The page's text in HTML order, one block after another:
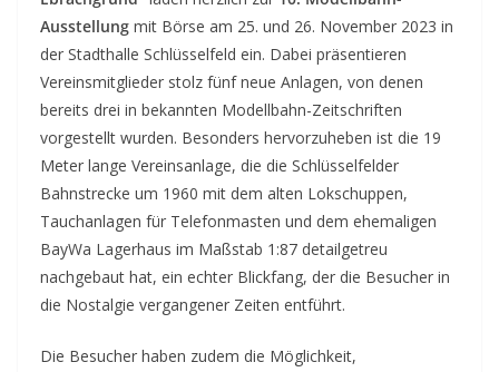
Ausstellung mit Börse am 25. und 26. November 2023 in
der Stadthalle Schlüsselfeld ein. Dabei präsentieren
Vereinsmitglieder stolz fünf neue Anlagen, von denen
bereits drei in bekannten Modellbahn-Zeitschriften
vorgestellt wurden. Besonders hervorzuheben ist die 19
Meter lange Vereinsanlage, die die Schlüsselfelder
Bahnstrecke um 1960 mit dem alten Lokschuppen,
Tauchanlagen für Telefonmasten und dem ehemaligen
BayWa Lagerhaus im Maßstab 1:87 detailgetreu
nachgebaut hat, ein echter Blickfang, der die Besucher in
die Nostalgie vergangener Zeiten entführt.
Die Besucher haben zudem die Möglichkeit,